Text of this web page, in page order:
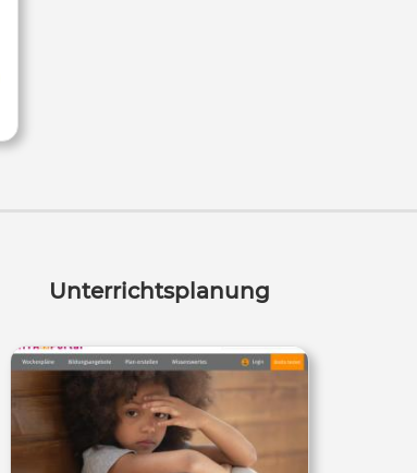
Unterrichtsplanung